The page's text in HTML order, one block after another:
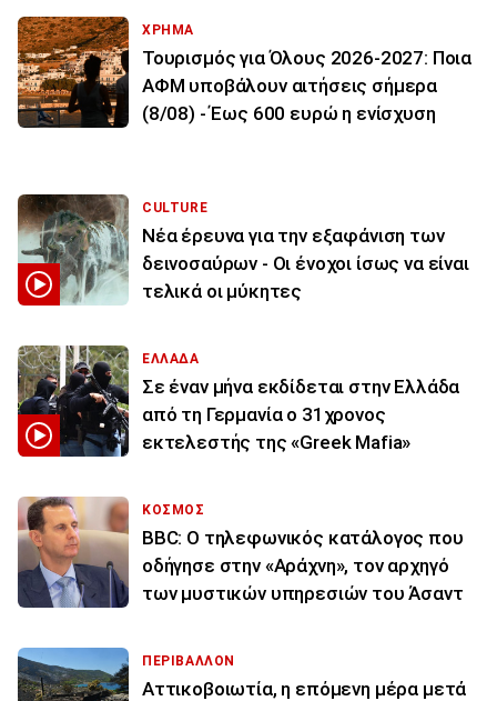
ΧΡΗΜΑ
Τουρισμός για Όλους 2026-2027: Ποια
ΑΦΜ υποβάλουν αιτήσεις σήμερα
(8/08) - Έως 600 ευρώ η ενίσχυση
CULTURE
Νέα έρευνα για την εξαφάνιση των
δεινοσαύρων - Οι ένοχοι ίσως να είναι
τελικά οι μύκητες
ΕΛΛΑΔΑ
Σε έναν μήνα εκδίδεται στην Ελλάδα
από τη Γερμανία ο 31χρονος
εκτελεστής της «Greek Mafia»
ΚΟΣΜΟΣ
BBC: Ο τηλεφωνικός κατάλογος που
οδήγησε στην «Αράχνη», τον αρχηγό
των μυστικών υπηρεσιών του Άσαντ
ΠΕΡΙΒΑΛΛΟΝ
Αττικοβοιωτία, η επόμενη μέρα μετά